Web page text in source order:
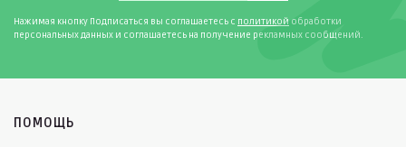
Нажимая кнопку Подписаться вы соглашаетесь с политикой обработки
персональных данных и соглашаетесь на получение рекламных сообщений.
ПОМОЩЬ